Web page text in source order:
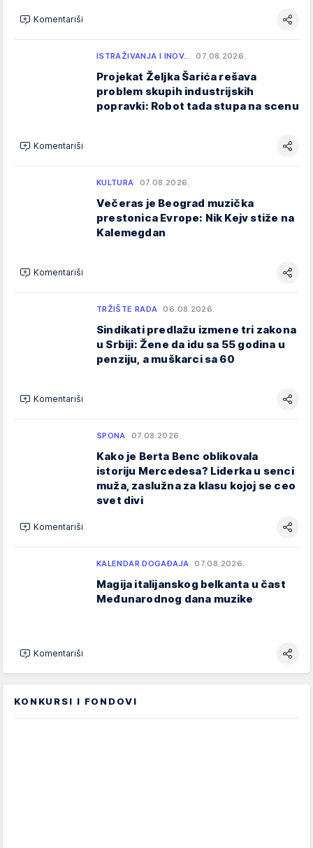
Komentariši
ISTRAŽIVANJA I INOV… 07.08.2026.
Projekat Željka Šarića rešava
problem skupih industrijskih
popravki: Robot tada stupa na scenu
Komentariši
KULTURA 07.08.2026.
Večeras je Beograd muzička
prestonica Evrope: Nik Kejv stiže na
Kalemegdan
Komentariši
TRŽIŠTE RADA 06.08.2026.
Sindikati predlažu izmene tri zakona
u Srbiji: Žene da idu sa 55 godina u
penziju, a muškarci sa 60
Komentariši
SPONA 07.08.2026.
Kako je Berta Benc oblikovala
istoriju Mercedesa? Liderka u senci
muža, zaslužna za klasu kojoj se ceo
svet divi
Komentariši
KALENDAR DOGAĐAJA 07.08.2026.
Magija italijanskog belkanta u čast
Međunarodnog dana muzike
Komentariši
KONKURSI I FONDOVI